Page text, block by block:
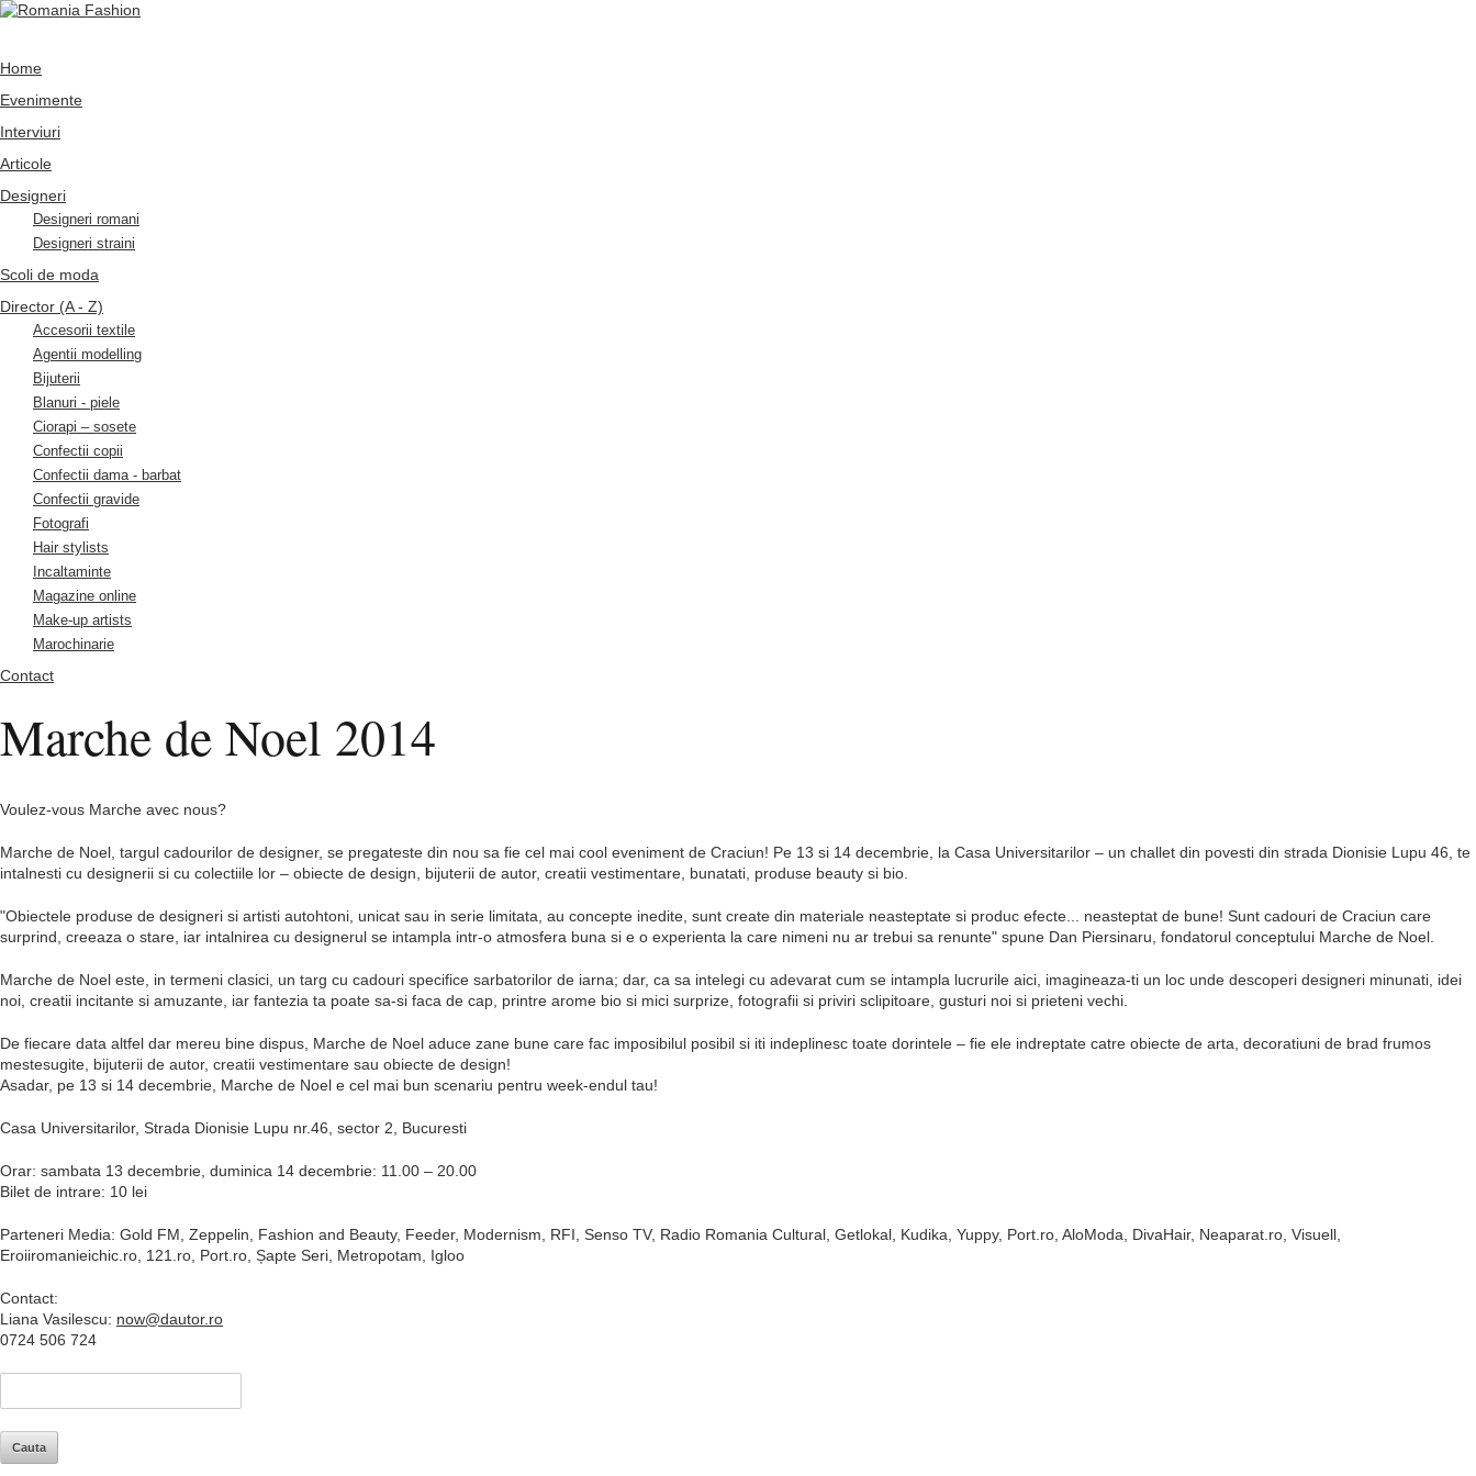
Home
Evenimente
Interviuri
Articole
Designeri
Designeri romani
Designeri straini
Scoli de moda
Director (A - Z)
Accesorii textile
Agentii modelling
Bijuterii
Blanuri - piele
Ciorapi – sosete
Confectii copii
Confectii dama - barbat
Confectii gravide
Fotografi
Hair stylists
Incaltaminte
Magazine online
Make-up artists
Marochinarie
Contact
Marche de Noel 2014
Voulez-vous Marche avec nous?
Marche de Noel, targul cadourilor de designer, se pregateste din nou sa fie cel mai cool eveniment de Craciun! Pe 13 si 14 decembrie, la Casa Universitarilor – un challet din povesti din strada Dionisie Lupu 46, te
intalnesti cu designerii si cu colectiile lor – obiecte de design, bijuterii de autor, creatii vestimentare, bunatati, produse beauty si bio.
"Obiectele produse de designeri si artisti autohtoni, unicat sau in serie limitata, au concepte inedite, sunt create din materiale neasteptate si produc efecte... neasteptat de bune! Sunt cadouri de Craciun care
surprind, creeaza o stare, iar intalnirea cu designerul se intampla intr-o atmosfera buna si e o experienta la care nimeni nu ar trebui sa renunte" spune Dan Piersinaru, fondatorul conceptului Marche de Noel.
Marche de Noel este, in termeni clasici, un targ cu cadouri specifice sarbatorilor de iarna; dar, ca sa intelegi cu adevarat cum se intampla lucrurile aici, imagineaza-ti un loc unde descoperi designeri minunati, idei
noi, creatii incitante si amuzante, iar fantezia ta poate sa-si faca de cap, printre arome bio si mici surprize, fotografii si priviri sclipitoare, gusturi noi si prieteni vechi.
De fiecare data altfel dar mereu bine dispus, Marche de Noel aduce zane bune care fac imposibilul posibil si iti indeplinesc toate dorintele – fie ele indreptate catre obiecte de arta, decoratiuni de brad frumos
mestesugite, bijuterii de autor, creatii vestimentare sau obiecte de design!
Asadar, pe 13 si 14 decembrie, Marche de Noel e cel mai bun scenariu pentru week-endul tau!
Casa Universitarilor, Strada Dionisie Lupu nr.46, sector 2, Bucuresti
Orar: sambata 13 decembrie, duminica 14 decembrie: 11.00 – 20.00
Bilet de intrare: 10 lei
Parteneri Media: Gold FM, Zeppelin, Fashion and Beauty, Feeder, Modernism, RFI, Senso TV, Radio Romania Cultural, Getlokal, Kudika, Yuppy, Port.ro, AloModa, DivaHair, Neaparat.ro, Visuell,
Eroiiromanieichic.ro, 121.ro, Port.ro, Șapte Seri, Metropotam, Igloo
Contact:
Liana Vasilescu: now@dautor.ro
0724 506 724